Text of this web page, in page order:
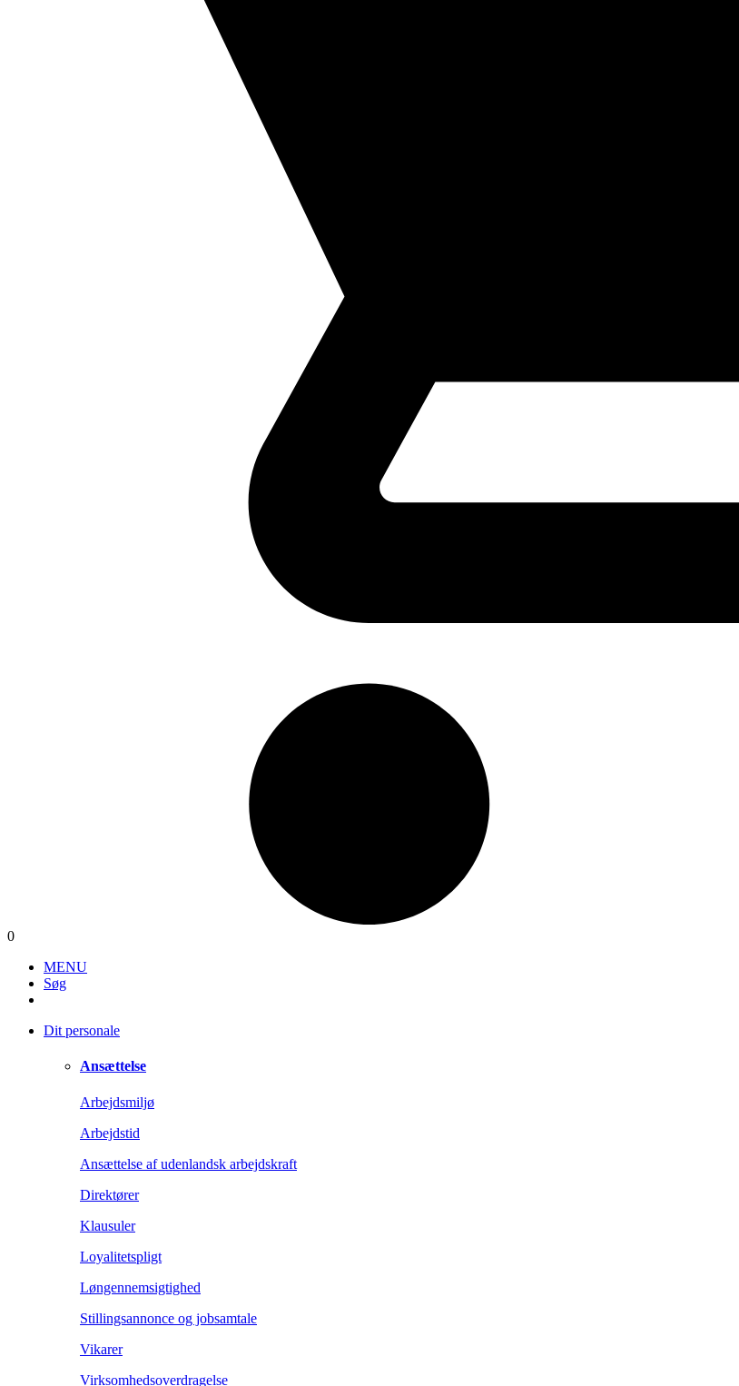
0
MENU
Søg
Dit personale
Ansættelse
Arbejdsmiljø
Arbejdstid
Ansættelse af udenlandsk arbejdskraft
Direktører
Klausuler
Loyalitetspligt
Løngennemsigtighed
Stillingsannonce og jobsamtale
Vikarer
Virksomhedsoverdragelse